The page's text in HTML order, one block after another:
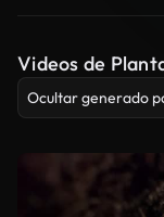
Videos de
Ocultar generado